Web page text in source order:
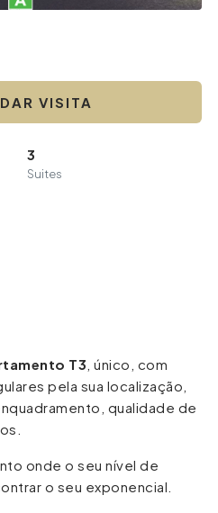
VISITA
3
Suites
T3 , único, com
pela sua localização,
qualidade de
onde o seu nível de
o seu exponencial.